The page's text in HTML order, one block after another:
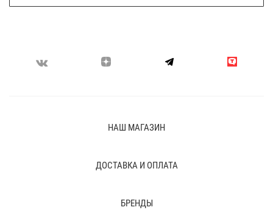
НАШ МАГАЗИН
ДОСТАВКА И ОПЛАТА
БРЕНДЫ